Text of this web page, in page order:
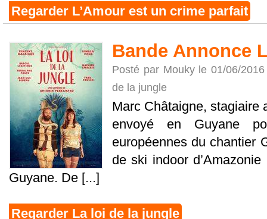
Regarder L’Amour est un crime parfait
Bande Annonce
Posté par Mouky le 01/06/
de la jungle
Marc Châtaigne, stagiaire
envoyé en Guyane
européennes du chantier
de ski indoor
Guyane. De [...]
Regarder La loi de la jungle